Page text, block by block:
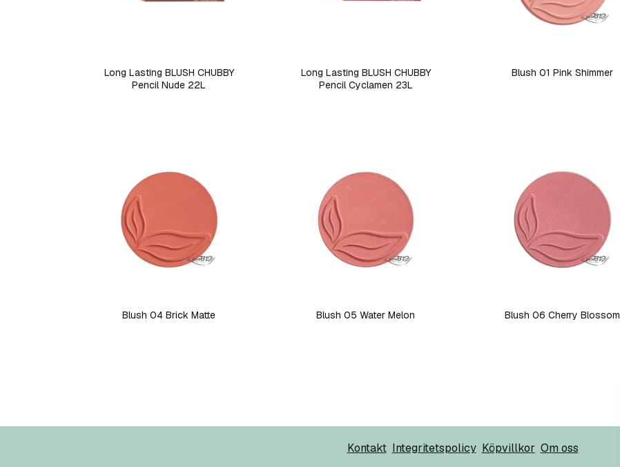
Long Lasting BLUSH CHUBBY
Pencil Nude 22L
Long Lasting BLUSH CHUBBY
Pencil Cyclamen 23L
Blush 01 Pink Shimmer
Blush 04 Brick Matte Blush 05 Water Melon Blush 06 Cherry Blossom
Kontakt Integritetspolicy Köpvillkor Om oss